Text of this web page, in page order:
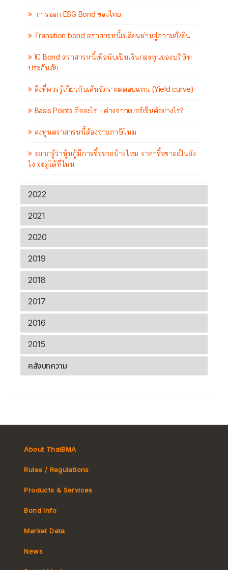
การออก ESG Bond ของไทย
Transition bond ตราสารหนี้เปลี่ยนผ่านสู่ความยั่งยืน
IC Bond ตราสารหนี้เพื่อนับเป็นเงินกองทุนของบริษัท
ประกันภัย
สิ่งที่ควรรู้เกี่ยวกับเส้นอัตราผลตอบแทน (Yield curve)
Basis Points คืออะไร - ต่างจากเปอร์เซ็นต์อย่างไร?
ลงทุนตราสารหนี้ต้องจ่ายภาษีไหม
อยากรู้ว่าหุ้นกู้มีการซื้อขายบ้างไหม ราคาซื้อขายเป็นยัง
ไง จะดูได้ที่ไหน
2022
2021
2020
2019
2018
2017
2016
2015
คลังบทความ
About ThaiBMA
Rules / Regulations
Tax
Products & Services
MeBond
Bond Info
Market Data
Yield Curve
News